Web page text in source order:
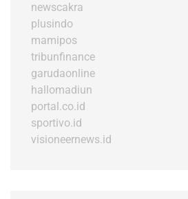
newscakra
plusindo
mamipos
tribunfinance
garudaonline
hallomadiun
portal.co.id
sportivo.id
visioneernews.id